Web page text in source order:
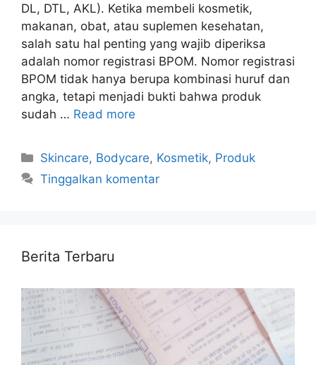
DL, DTL, AKL). Ketika membeli kosmetik,
makanan, obat, atau suplemen kesehatan,
salah satu hal penting yang wajib diperiksa
adalah nomor registrasi BPOM. Nomor registrasi
BPOM tidak hanya berupa kombinasi huruf dan
angka, tetapi menjadi bukti bahwa produk
sudah … Read more
Kategori
Skincare, Bodycare, Kosmetik, Produk
Tinggalkan komentar
Berita Terbaru